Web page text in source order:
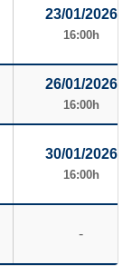
23/01/2026
16:00h
26/01/2026
16:00h
30/01/2026
16:00h
-